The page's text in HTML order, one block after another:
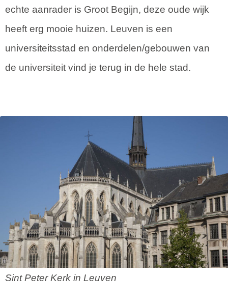
echte aanrader is Groot Begijn, deze oude wijk
heeft erg mooie huizen. Leuven is een
universiteitsstad en onderdelen/gebouwen van
de universiteit vind je terug in de hele stad.
Sint Peter Kerk in Leuven